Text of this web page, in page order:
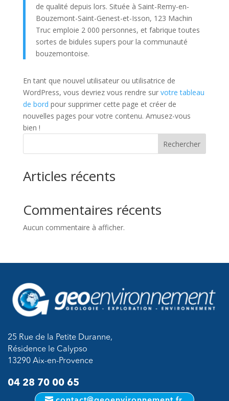
de qualité depuis lors. Située à Saint-Remy-en-
Bouzemont-Saint-Genest-et-Isson, 123 Machin
Truc emploie 2 000 personnes, et fabrique toutes
sortes de bidules supers pour la communauté
bouzemontoise.
En tant que nouvel utilisateur ou utilisatrice de
WordPress, vous devriez vous rendre sur votre tableau
de bord pour supprimer cette page et créer de
nouvelles pages pour votre contenu. Amusez-vous
bien !
Rechercher
Articles récents
Commentaires récents
Aucun commentaire à afficher.
25 Rue de la Petite Duranne,
Résidence le Calypso
13290 Aix-en-Provence
04 28 70 00 65